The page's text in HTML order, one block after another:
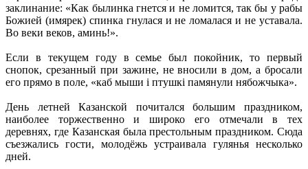
заклинание: «Как былинка гнется и не ломится, так бы у рабы
Божией (имярек) спинка гнулася и не ломалася и не уставала.
Во веки веков, аминь!».
Если в текущем году в семье был покойник, то первый
снопок, срезанный при зажине, не вносили в дом, а бросали
его прямо в поле, «каб мыши i птушкi памянули нябожчыка».
День летней Казанской почитался большим праздником,
наиболее торжественно и широко его отмечали в тех
деревнях, где Казанская была престольным праздником. Сюда
съезжались гости, молодёжь устраивала гулянья несколько
дней.